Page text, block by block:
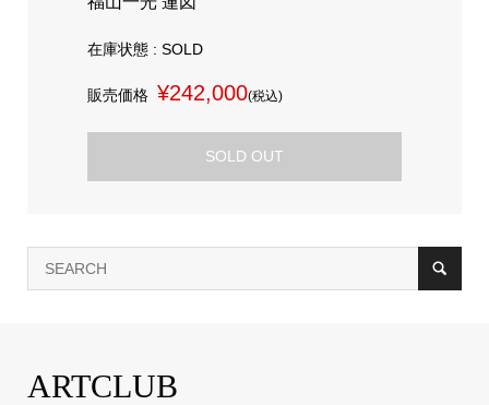
在庫状態 : SOLD
販売価格 ¥242,000(税込)
SOLD OUT
ARTCLUB